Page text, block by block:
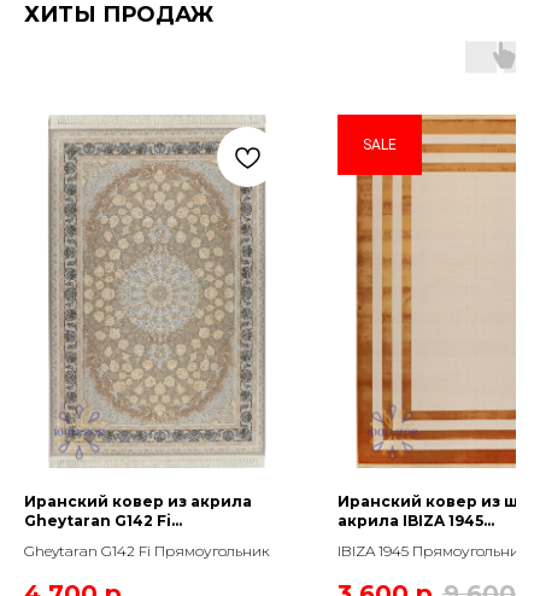
ХИТЫ ПРОДАЖ
Иранский ковер из акрила
Gheytaran G142 Fi
Gheytaran G142 Fi Прямоугольник
SALE
Иранский ковер из
акрила IBIZA 1945
IBIZA 1945 Прямоугольник